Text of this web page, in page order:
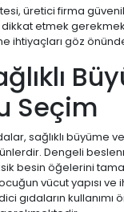
üretici firma
etmek
ihtiyaçları göz
Seçim
sağlıklı büyüme
Dengeli
besin öğelerini
vücut yapısı ve
gıdaların kullanımı